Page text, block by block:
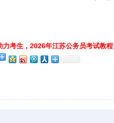
力考生，2026年江苏公务员考试教程